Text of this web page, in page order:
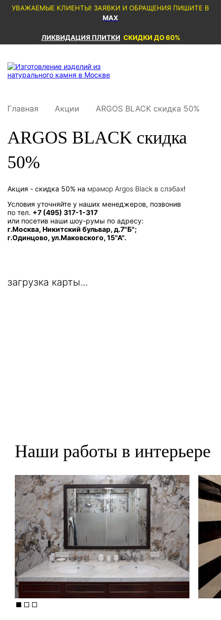
УВАЖАЕМЫЕ КЛИЕНТЫ! ЗАЯВКИ И ОБРАЩЕНИЯ ПИШИТЕ В
MAX
ЛИКВИДАЦИЯ ПЛИТКИ СКИДКИ ДО 60%
Главная Акции ARGOS BLACK скидка 50%
ARGOS BLACK скидка
50%
Акция - скидка 50% на мрамор Argos Black в слэбах!
Условия уточняйте у наших менеджеров, позвонив
по тел. +7 (495) 317-1-317
или посетив наши шоу-румы по адресу:
г.Москва, Никитский бульвар, д.7"Б";
г.Одинцово, ул.Маковского, 15"А".
загрузка карты...
Наши работы в интерьере